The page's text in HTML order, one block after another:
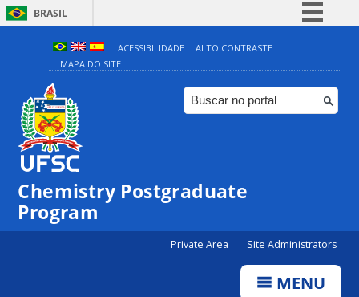
BRASIL
Simplifique!
Comunica BR
Participe
ACESSIBILIDADE
ALTO CONTRASTE
MAPA DO SITE
Chemistry Postgraduate
Program
Private Area Site Administrators
MENU